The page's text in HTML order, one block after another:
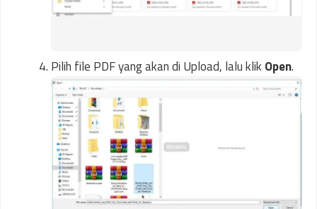
Pilih file PDF yang akan di Upload, lalu klik Open.